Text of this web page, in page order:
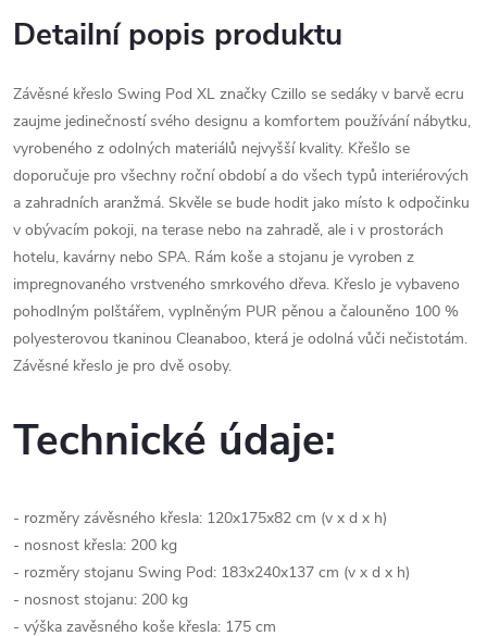
Detailní popis produktu
Závěsné křeslo Swing Pod XL značky Czillo se sedáky v barvě ecru
zaujme jedinečností svého designu a komfortem používání nábytku,
vyrobeného z odolných materiálů nejvyšší kvality. Křešlo se
doporučuje pro všechny roční období a do všech typů interiérových
a zahradních aranžmá. Skvěle se bude hodit jako místo k odpočinku
v obývacím pokoji, na terase nebo na zahradě, ale i v prostorách
hotelu, kavárny nebo SPA. Rám koše a stojanu je vyroben z
impregnovaného vrstveného smrkového dřeva. Křeslo je vybaveno
pohodlným polštářem, vyplněným PUR pěnou a čalouněno 100 %
polyesterovou tkaninou Cleanaboo, která je odolná vůči nečistotám.
Závěsné křeslo je pro dvě osoby.
Technické údaje:
- rozměry závěsného křesla: 120x175x82 cm (v x d x h)
- nosnost křesla: 200 kg
- rozměry stojanu Swing Pod: 183x240x137 cm (v x d x h)
- nosnost stojanu: 200 kg
- výška zavěsného koše křesla: 175 cm